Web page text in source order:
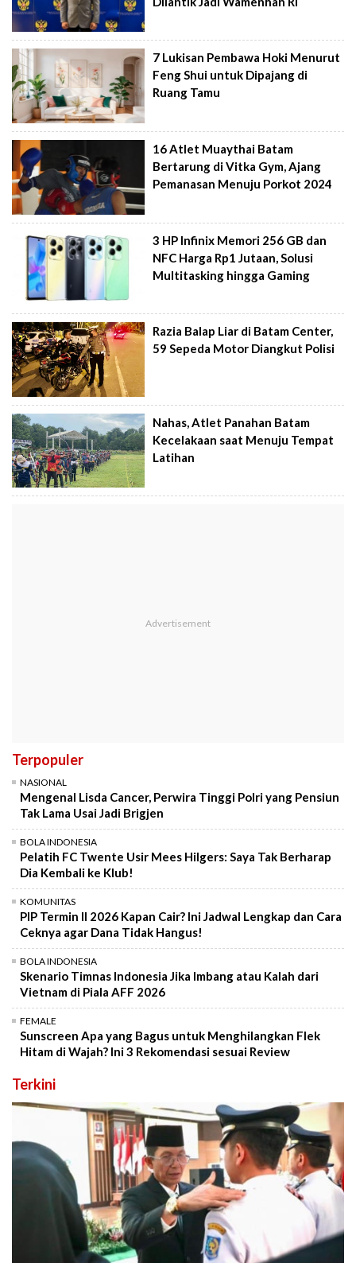
7 Lukisan Pembawa Hoki Menurut
Feng Shui untuk Dipajang di
Ruang Tamu
16 Atlet Muaythai Batam
Bertarung di Vitka Gym, Ajang
Pemanasan Menuju Porkot 2024
3 HP Infinix Memori 256 GB dan
NFC Harga Rp1 Jutaan, Solusi
Multitasking hingga Gaming
Razia Balap Liar di Batam Center,
59 Sepeda Motor Diangkut Polisi
Nahas, Atlet Panahan Batam
Kecelakaan saat Menuju Tempat
Latihan
Terpopuler
NASIONAL
Mengenal Lisda Cancer, Perwira Tinggi Polri yang Pensiun
Tak Lama Usai Jadi Brigjen
BOLA INDONESIA
Pelatih FC Twente Usir Mees Hilgers: Saya Tak Berharap
Dia Kembali ke Klub!
KOMUNITAS
PIP Termin II 2026 Kapan Cair? Ini Jadwal Lengkap dan Cara
Ceknya agar Dana Tidak Hangus!
BOLA INDONESIA
Skenario Timnas Indonesia Jika Imbang atau Kalah dari
Vietnam di Piala AFF 2026
FEMALE
Sunscreen Apa yang Bagus untuk Menghilangkan Flek
Hitam di Wajah? Ini 3 Rekomendasi sesuai Review
Terkini